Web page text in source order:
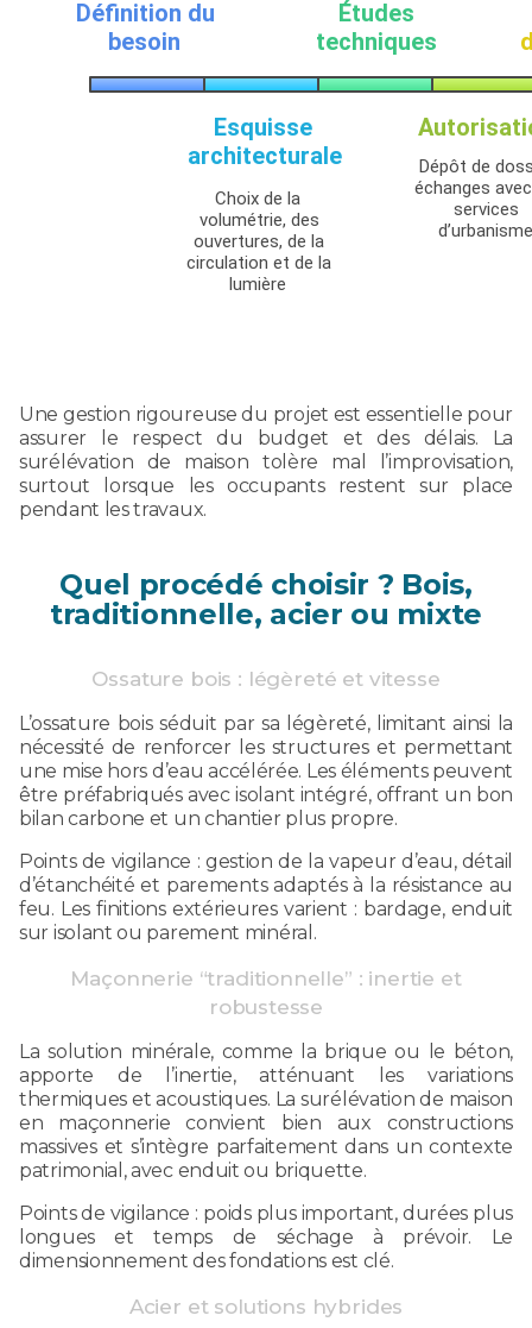
Une gestion rigoureuse du projet est essentielle pour
assurer le respect du budget et des délais. La
surélévation de maison tolère mal l’improvisation,
surtout lorsque les occupants restent sur place
pendant les travaux.
Quel procédé choisir ? Bois,
traditionnelle, acier ou mixte
Ossature bois : légèreté et vitesse
L’ossature bois séduit par sa légèreté, limitant ainsi la
nécessité de renforcer les structures et permettant
une mise hors d’eau accélérée. Les éléments peuvent
être préfabriqués avec isolant intégré, offrant un bon
bilan carbone et un chantier plus propre.
Points de vigilance : gestion de la vapeur d’eau, détail
d’étanchéité et parements adaptés à la résistance au
feu. Les finitions extérieures varient : bardage, enduit
sur isolant ou parement minéral.
Maçonnerie “traditionnelle” : inertie et
robustesse
La solution minérale, comme la brique ou le béton,
apporte de l’inertie, atténuant les variations
thermiques et acoustiques. La surélévation de maison
en maçonnerie convient bien aux constructions
massives et s’intègre parfaitement dans un contexte
patrimonial, avec enduit ou briquette.
Points de vigilance : poids plus important, durées plus
longues et temps de séchage à prévoir. Le
dimensionnement des fondations est clé.
Acier et solutions hybrides